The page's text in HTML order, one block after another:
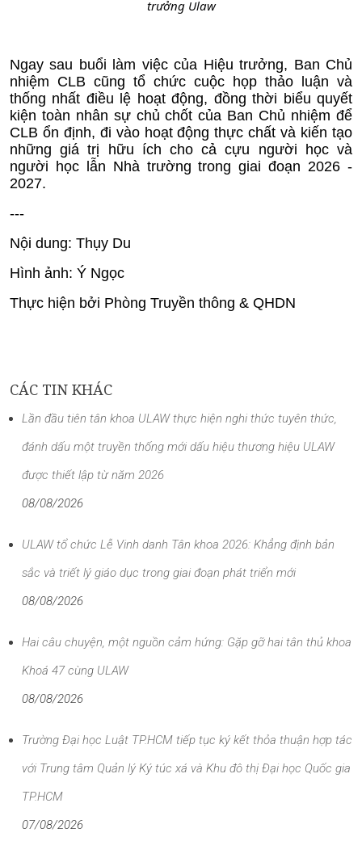
trưởng Ulaw
Ngay sau buổi làm việc của Hiệu trưởng, Ban Chủ
nhiệm CLB cũng tổ chức cuộc họp thảo luận và
thống nhất điều lệ hoạt động, đồng thời biểu quyết
kiện toàn nhân sự chủ chốt của Ban Chủ nhiệm để
CLB ổn định, đi vào hoạt động thực chất và kiến tạo
những giá trị hữu ích cho cả cựu người học và
người học lẫn Nhà trường trong giai đoạn 2026 -
2027.
---
Nội dung: Thụy Du
Hình ảnh: Ý Ngọc
Thực hiện bởi Phòng Truyền thông & QHDN
CÁC TIN KHÁC
Lần đầu tiên tân khoa ULAW thực hiện nghi thức tuyên thức,
đánh dấu một truyền thống mới dấu hiệu thương hiệu ULAW
được thiết lập từ năm 2026
08/08/2026
ULAW tổ chức Lễ Vinh danh Tân khoa 2026: Khẳng định bản
sắc và triết lý giáo dục trong giai đoạn phát triển mới
08/08/2026
Hai câu chuyện, một nguồn cảm hứng: Gặp gỡ hai tân thủ khoa
Khoá 47 cùng ULAW
08/08/2026
Trường Đại học Luật TP.HCM tiếp tục ký kết thỏa thuận hợp tác
với Trung tâm Quản lý Ký túc xá và Khu đô thị Đại học Quốc gia
TP.HCM
07/08/2026